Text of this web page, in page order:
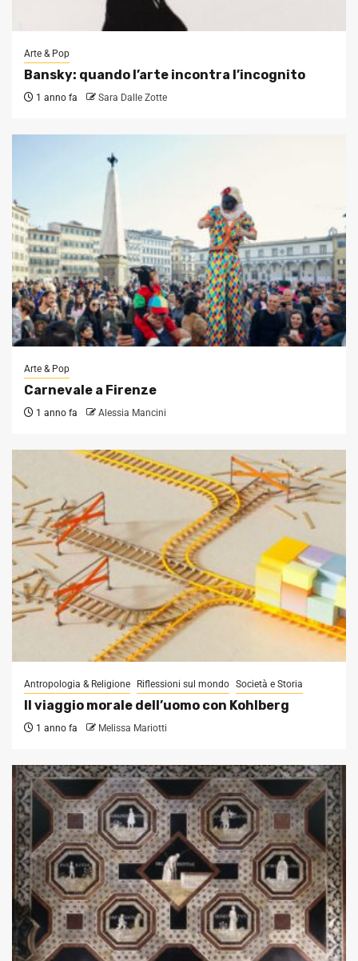
Arte & Pop
Bansky: quando l’arte incontra l’incognito
1 anno fa Sara Dalle Zotte
Arte & Pop
Carnevale a Firenze
1 anno fa Alessia Mancini
Antropologia & Religione Riflessioni sul mondo Società e Storia
Il viaggio morale dell’uomo con Kohlberg
1 anno fa Melissa Mariotti